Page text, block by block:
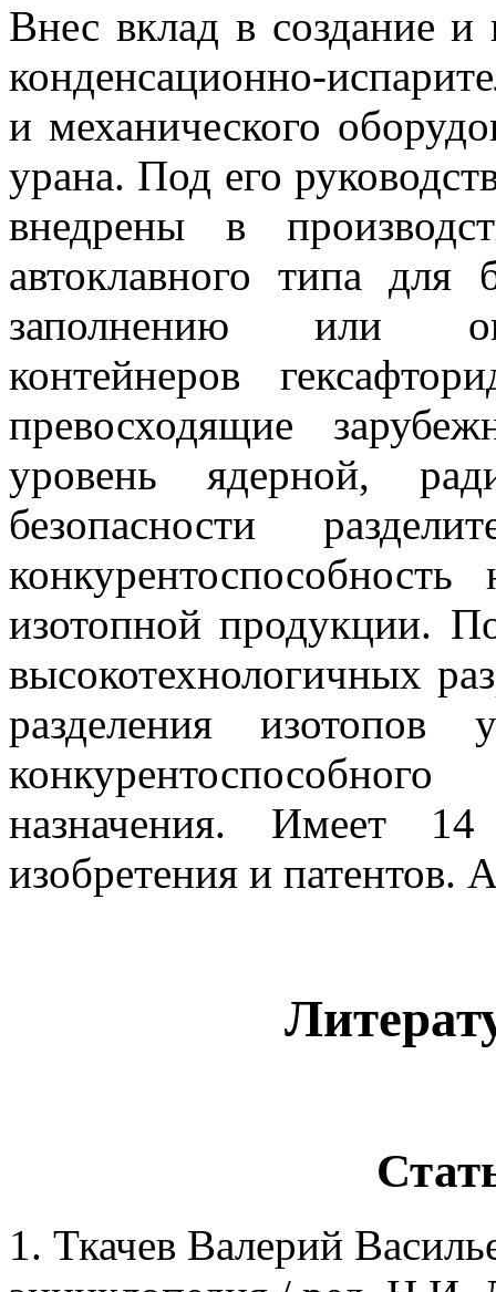
Внес вклад в создание
конденсационно-
и механического
урана. Под его
внедрены в
автоклавного типа для
заполнению или
контейнеров
превосходящие
уровень ядерной,
безопасности
изотопной продукции.
высокотехнологичных
разделения изотопов
назначения. Имеет 14
изобретения и патентов.
1. Ткачев Валерий